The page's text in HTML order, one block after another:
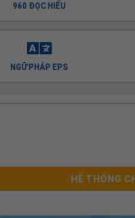
960 ĐỌC HIỂU
NGỮ PHÁP EPS
HỆ THỐNG